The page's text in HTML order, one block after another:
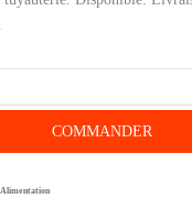
COMMANDER
Alimentation